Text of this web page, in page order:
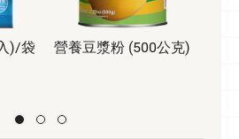
)/袋 營養豆漿粉 (500公克)